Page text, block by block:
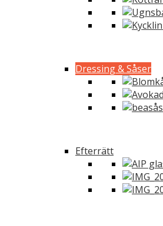
Dressing & Såser
Efterrätt